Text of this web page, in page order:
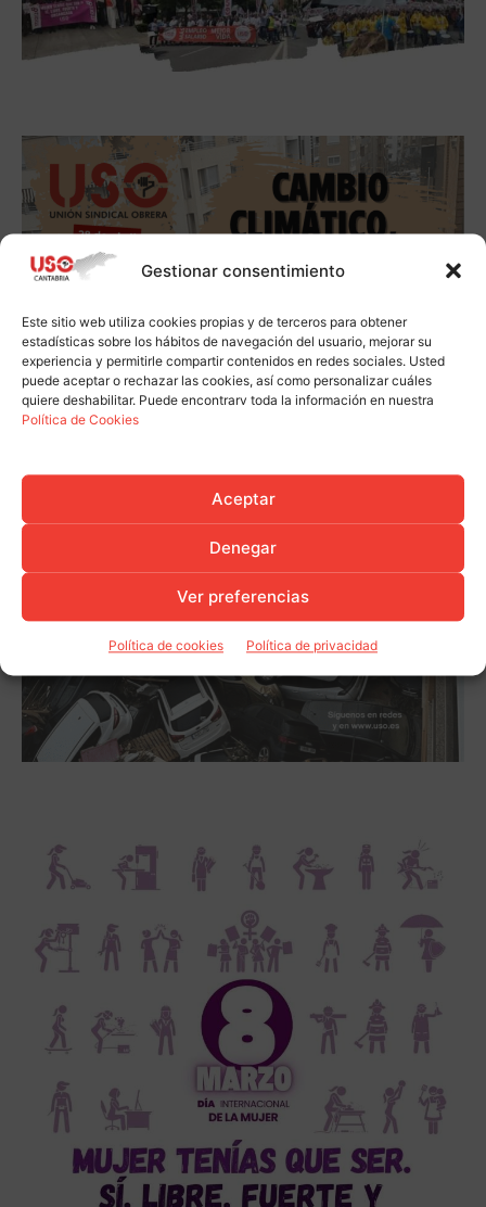
Gestionar consentimiento
Este sitio web utiliza cookies propias y de terceros para obtener
estadísticas sobre los hábitos de navegación del usuario, mejorar su
experiencia y permitirle compartir contenidos en redes sociales. Usted
puede aceptar o rechazar las cookies, así como personalizar cuáles
quiere deshabilitar. Puede encontrarv toda la información en nuestra
Política de Cookies
Aceptar
Denegar
Ver preferencias
Política de cookies Política de privacidad